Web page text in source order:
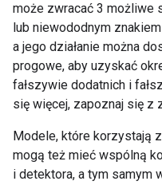
może zwracać 3 możliwe
lub niewododnym
a jego działanie można
progowe, aby uzyskać
fałszywie dodatnich i
się więcej, zapoznaj się z
Modele, które korzystają
mogą też mieć wspólną
i detektora, a tym samym